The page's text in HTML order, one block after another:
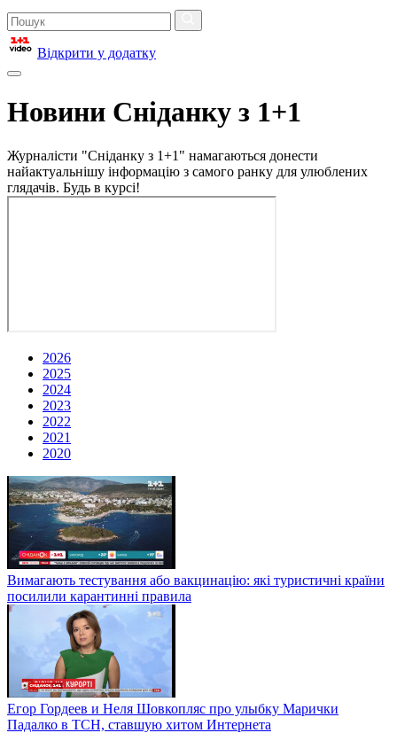
Відкрити у додатку
Новини Сніданку з 1+1
Журналісти "Сніданку з 1+1" намагаються донести
найактуальнішу інформацію з самого ранку для улюблених
глядачів. Будь в курсі!
2026
2025
2024
2023
2022
2021
2020
Вимагають тестування або вакцинацію: які туристичні країни
посилили карантинні правила
Егор Гордеев и Неля Шовкопляс про улыбку Марички
Падалко в ТСН, ставшую хитом Интернета